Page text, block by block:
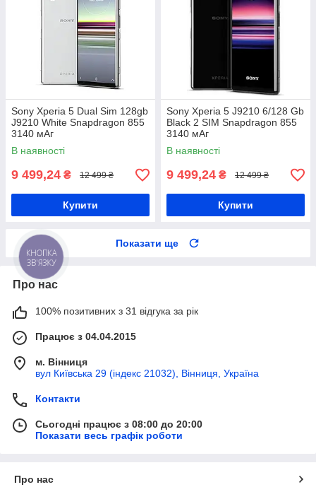
Sony Xperia 5 Dual Sim 128gb
J9210 White Snapdragon 855
3140 мАг
В наявності
9 499,24 ₴ 12 499 ₴
Купити
Sony Xperia 5 J9210 6/128 Gb
Black 2 SIM Snapdragon 855
3140 мАг
В наявності
9 499,24 ₴ 12 499 ₴
Купити
Показати ще
Про нас
100% позитивних з 31 відгука за рік
Працює з 04.04.2015
м. Вінниця
вул Київська 29 (індекс 21032), Вінниця, Україна
Контакти
Сьогодні працює з 08:00 до 20:00
Показати весь графік роботи
Про нас
КНОПКА
ЗВ'ЯЗКУ